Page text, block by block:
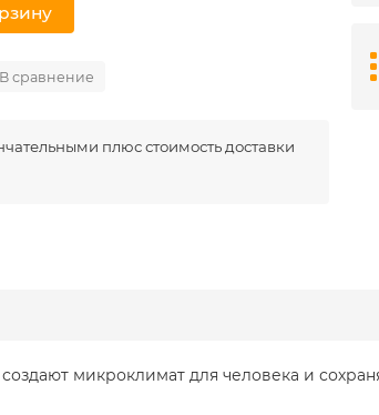
В сравнение
плюс стоимость доставки
микроклимат для человека и